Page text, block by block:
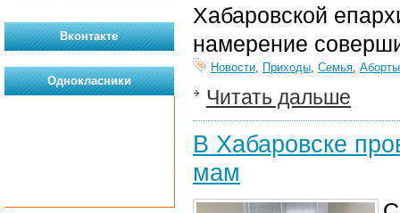
Хабаровской
намерение
Новости, Приходы, Семья,
Читать дальше
В Хабаровске
мам
Вконтакте
Однокласники